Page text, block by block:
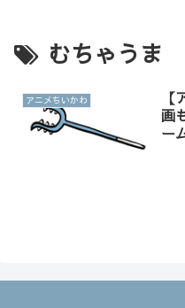
むちゃうま
アニメちいかわ
画
ー